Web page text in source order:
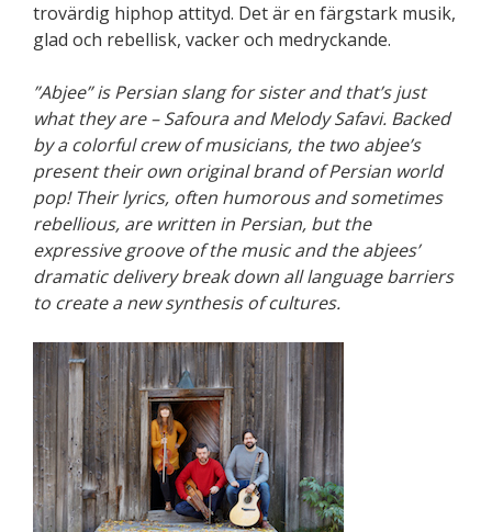
trovärdig hiphop attityd. Det är en färgstark musik,
glad och rebellisk, vacker och medryckande.
”Abjee” is Persian slang for sister and that’s just
what they are – Safoura and Melody Safavi. Backed
by a colorful crew of musicians, the two abjee’s
present their own original brand of Persian world
pop!Their lyrics, often humorous and sometimes
rebellious, are written in Persian, but the
expressive groove of the music and the abjees’
dramatic delivery break down all language barriers
to create a new synthesis of cultures.